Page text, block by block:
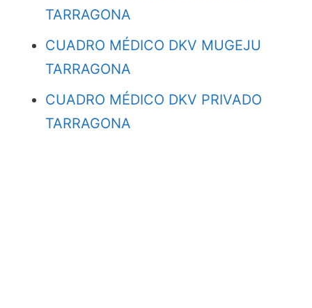
TARRAGONA
CUADRO MÉDICO DKV MUGEJU
TARRAGONA
CUADRO MÉDICO DKV PRIVADO
TARRAGONA